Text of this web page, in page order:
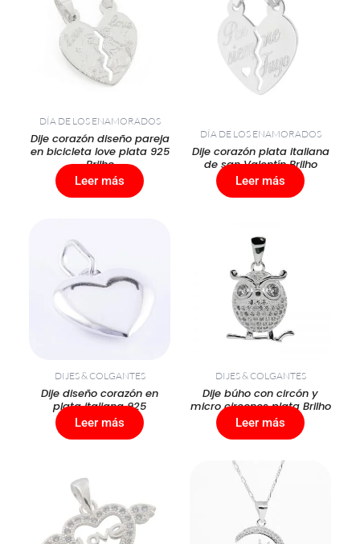
DÍA DE LOS ENAMORADOS
Dije corazón diseño pareja
en bicicleta love plata 925
Brilho
Leer más
DÍA DE LOS ENAMORADOS
Dije corazón plata italiana
de san Valentín Brilho
Leer más
DIJES & COLGANTES
Dije diseño corazón en
plata italiana 925
Leer más
DIJES & COLGANTES
Dije búho con circón y
micro circones plata Brilho
Leer más